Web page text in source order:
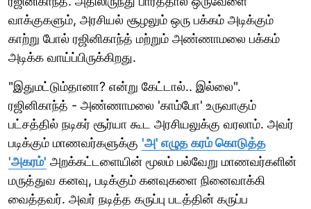
வாக்குகளும், அரசியல் சூழலும் ஒரு பக்கம் அடிக்கும்
காற்று போல் ரஜினிகாந்த் மற்றும் அண்ணாமலை பக்கம்
அடிக்க வாய்ப்பிருக்கிறது.
"இதுமட்டும்தானா? என்று கேட்டால்.. இல்லை".
ரஜினிகாந்த் - அண்ணாமலை 'காம்போ' உருவாகும்
பட்சத்தில் நடிகர் சூர்யா கூட அரசியலுக்கு வரலாம். அவர்
படிக்கும் மாணவர்களுக்கு 'அ' எழுத கரம் கொடுத்த
'அகரம்' அறக்கட்டளையின் மூலம் பல்வேறு மாணவர்களின்
மருத்துவ கனவு, படிக்கும் கனவுகளை நினைவாக்கி
வைத்தவர். அவர் நடித்த கருப்பு படத்தின் கருப்ப